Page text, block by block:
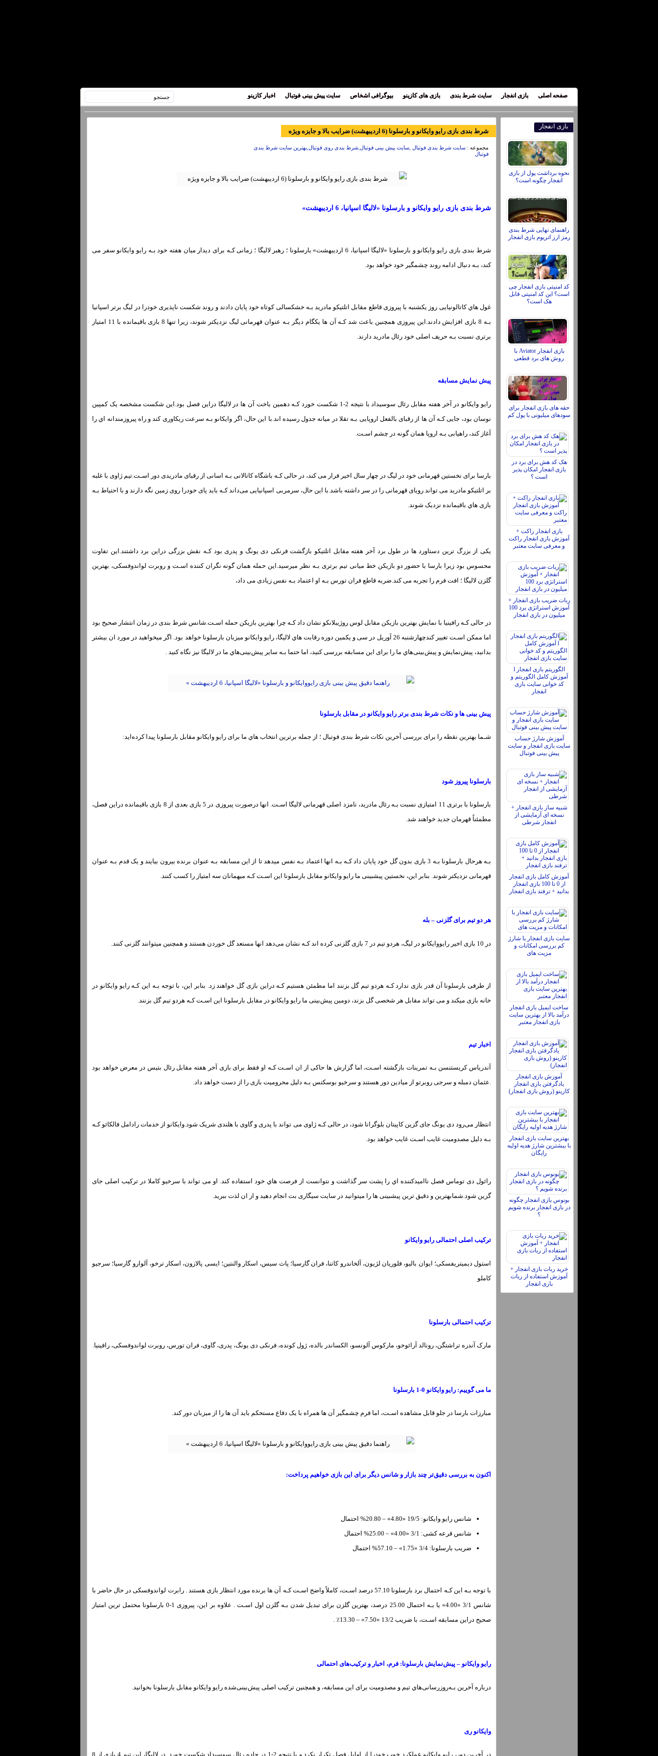
صفحه اصلی بازی انفجار سایت شرط بندی بازی های کازینو بیوگرافی اشخاص سایت پیش بینی فوتبال اخبار کازینو
بازی انفجار
نحوه برداشت پول از بازی
انفجار چگونه است؟
راهنمای نهایی شرط بندی
رمز ارز اتریوم بازی انفجار
کد امنیتی بازی انفجار چی
است؟ این کد امنیتی قابل
هک است؟
بازی انفجار Aviator با
روش های برد قطعی
حقه های بازی انفجار برای
سودهای میلیونی با پول کم
هک کد هش برای برد در
بازی انفجار امکان پذیر
است ؟
بازی انفجار راکت +
آموزش بازی انفجار راکت
و معرفی سایت معتبر
ربات ضریب بازی انفجار +
آموزش استراتژی برد 100
میلیون در بازی انفجار
الگوریتم بازی انفجار l
آموزش کامل الگوریتم و
کد خوانی سایت بازی
انفجار
آموزش شارژ حساب
سایت بازی انفجار و سایت
پیش بینی فوتبال
شبیه ساز بازی انفجار +
نسخه ای آزمایشی از
انفجار شرطی
آموزش کامل بازی انفجار
از 0 تا 100 بازی انفجار
بدانید + ترفند بازی انفجار
سایت بازی انفجار با شارژ
کم بررسی امکانات و
مزیت های
ساخت ایمیل بازی انفجار
درآمد بالا از بهترین سایت
بازی انفجار معتبر
آموزش بازی انفجار
یادگرفتن بازی انفجار
کازینو (روش بازی انفجار)
بهترین سایت بازی انفجار
با بیشترین شارژ هدیه اولیه
رایگان
بونوس بازی انفجار چگونه
در بازی انفجار برنده شویم
؟
خرید ربات بازی انفجار +
آموزش استفاده از ربات
بازی انفجار
شرط بندی بازی رایو وایکانو و بارسلونا (6 اردیبهشت) ضرایب بالا و جایزه ویژه
مجموعه : سایت شرط بندی فوتبال ,سایت پیش بینی فوتبال,شرط بندی روی فوتبال,بهترین سایت شرط بندی
فوتبال
شرط بندی بازی رایو وایکانو و بارسلونا «لالیگا اسپانیا، 6 اردیبهشت»
شرط بندی بازی رایو وایکانو و بارسلونا «لالیگا اسپانیا، 6 اردیبهشت» بارسلونا ؛ رهبر لالیگا ؛ زمانی کـه برای دیدار میان هفته خود بـه رایو وایکانو سفر می
کند، بـه دنبال ادامه روند چشمگیر خود خواهد بود.
غول هاي‌ کاتالونیایی روز یکشنبه با پیروزی قاطع مقابل اتلتیکو مادرید بـه خشکسالی کوتاه خود پایان دادند و روند شکست ناپذیری خودرا در لیگ برتر اسپانیا
بـه 8 بازی افزایش دادند.این پیروزی همچنین باعث شد کـه آن ها یکگام دیگر بـه عنوان قهرمانی لیگ نزدیکتر شوند، زیرا تنها 8 بازی باقیمانده با 11 امتیاز
برتری نسبت بـه حریف اصلی خود رئال مادرید دارند.
پیش نمایش مسابقه
رایو وایکانو در آخر هفته مقابل رئال سوسیداد با نتیجه 2-1 شکست خورد کـه دهمین باخت آن ها در لالیگا دراین فصل بود.این شکست مشخصه یک کمپین
نوسان بود، جایی کـه آن ها از رقبای بالفعل اروپایی بـه تقلا در میانه جدول رسیده اند.با این حال، اگر وایکانو بـه سرعت ریکاوری کند و راه پیروزمندانه اي را
آغاز کند، راهیابی بـه اروپا همان‌ گونه در چشم اسـت.
بارسا برای نخستین قهرمانی خود در لیگ در چهار سال اخیر فرار می کند، در حالی کـه باشگاه کاتالانی بـه اسانی از رقبای مادریدی دور اسـت.تیم ژاوی با غلبه
بر اتلتیکو مادرید می تواند رویای قهرمانی را در سر داشته باشد.با این حال، سرمربی اسپانیایی می‌داند کـه باید پای خودرا روی زمین نگه دارند و با احتیاط بـه
بازی هاي‌ باقیمانده نزدیک شوند.
یکی از بزرگ ترین دستاورد ها در طول برد آخر هفته مقابل اتلتیکو بازگشت فرنکی دی یونگ و پدری بود کـه نقش بزرگی دراین برد داشتند.این تفاوت
محسوس بود زیرا بارسا با حضور دو بازیکن خط میانی تیم برتری بـه نظر میرسید.این حمله همان‌ گونه نگران کننده اسـت و روبرت لواندوفسکی، بهترین
گلزن لالیگا ؛ افت فرم را تجربه می کند.ضربه قاطع فران تورس بـه او اعتماد بـه نفس زیادی می داد،
در حالی کـه رافینیا با نمایش بهترین بازیکن مقابل لوس روژیبلانکو نشان داد کـه چرا بهترین بازیکن حمله اسـت.شانس شرط بندی در زمان انتشار صحیح بود
اما ممکن اسـت تغییر کندچهارشنبه 26 آوریل در سی و یکمین دوره رقابت هاي‌ لالیگا، رایو وایکانو میزبان بارسلونا خواهد بود. اگر میخواهید در مورد ان بیشتر
بدانید، پیش‌نمایش و پیش‌بینی‌هاي‌ ما را برای این مسابقه بررسی کنید، اما حتما بـه سایر پیش‌بینی‌هاي‌ ما در لالیگا نیز نگاه کنید .
پیش بینی ها و نکات شرط بندی برتر رایو وایکانو در مقابل بارسلونا
شـما بهترین نقطه را برای بررسی آخرین نکات شرط بندی فوتبال ؛ از جمله برترین انتخاب هاي‌ ما برای رایو وایکانو مقابل بارسلونا پیدا کرده‌اید:
بارسلونا پیروز شود
بارسلونا با برتری 11 امتیازی نسبت بـه رئال مادرید، نامزد اصلی قهرمانی لالیگا اسـت. انها درصورت پیروزی در 5 بازی بعدی از 8 بازی باقیمانده دراین فصل،
مطمئناً قهرمان جدید خواهند شد.
بـه هرحال بارسلونا بـه 3 بازی بدون گل خود پایان داد کـه بـه انها اعتماد بـه نفس میدهد تا از این مسابقه بـه عنوان برنده بیرون بیایند و یک قدم بـه عنوان
قهرمانی نزدیکتر شوند. بنابر این، نخستین پیشبینی ما رایو وایکانو مقابل بارسلونا این اسـت کـه میهمانان سه امتیاز را کسب کنند.
هر دو تیم برای گلزنی – بله
در 10 بازی اخیر رایووایکانو در لیگ، هردو تیم در 7 بازی گلزنی کرده اند کـه نشان می‌دهد انها مستعد گل خوردن هستند و همچنین میتوانند گلزنی کنند.
از طرفی بارسلونا آن قدر بازی ندارد کـه هردو تیم گل بزنند اما مطمئن هستیم کـه دراین بازی گل خواهند زد. بنابر این، با توجه بـه این کـه رایو وایکانو در
خانه بازی میکند و می تواند مقابل هر شخصی گل بزند، دومین پیش‌بینی ما رایو وایکانو در مقابل بارسلونا این اسـت کـه هردو تیم گل بزنند.
اخبار تیم
آندریاس کریستنسن بـه تمرینات بازگشته اسـت، اما گزارش ها حاکی از ان اسـت کـه او فقط برای بازی آخر هفته مقابل رئال بتیس در معرض خواهد بود
.عثمان دمبله و سرجی روبرتو از میادین دور هستند و سرخیو بوسکتس بـه دلیل محرومیت بازی را از دست خواهد داد.
انتظار می‌رود دی یونگ جای گزین کاپیتان بلوگرانا شود، در حالی کـه ژاوی می تواند با پدری و گاوی با هلندی شریک شود.وایکانو از خدمات رادامل فالکائو کـه
بـه دلیل مصدومیت غایب اسـت غایب خواهد بود.
رائول دی توماس فصل ناامیدکننده اي را پشت سر گذاشت و نتوانست از فرصت هاي‌ خود استفاده کند. او می تواند با سرخیو کاملا در ترکیب اصلی جای
گزین شود.شمابهترین و دقیق ترین پیشبینی ها را میتوانید در سایت سیگاری بت انجام دهید و از ان لذت ببرید.
ترکیب اصلی احتمالی رایو وایکانو
استول دیمیتریفسکی؛ ایوان بالیو، فلوریان لژیون، آلخاندرو کاتنا، فران گارسیا؛ پاث سیس، اسکار والنتین؛ ایسی پالازون، اسکار ترخو، آلوارو گارسیا؛ سرجیو
کاملو
ترکیب احتمالی بارسلونا
مارک آندره تراشتگن، رونالد آرائوخو، مارکوس آلونسو، الکساندر بالده، ژول کونده، فرنکی دی یونگ، پدری، گاوی، فران تورس، روبرت لواندوفسکی، رافینیا.
ما می گوییم: رایو وایکانو 0-1 بارسلونا
مبارزات بارسا در جلو قابل مشاهده اسـت، اما فرم چشمگیر آن ها همراه با یک دفاع مستحکم باید آن ها را از میزبان دور کند.
اکنون به بررسی دقیق‌تر چند بازار و شانس دیگر برای این بازی خواهیم پرداخت:
شانس رایو وایکانو: 19/5 «4.80» – 20.80% احتمال
شانس قرعه کشی: 3/1 «4.00» – 25.00% احتمال
ضریب بارسلونا: 3/4 «1.75» – 57.10% احتمال
با توجه بـه این کـه احتمال برد بارسلونا 57.10 درصد اسـت، کاملاً واضح اسـت کـه آن ها برنده مورد انتظار بازی هستند . رابرت لواندوفسکی در حال حاضر با
شانس 3/1 «4.00» یا بـه احتمال 25.00 درصد، بهترین گلزن برای تبدیل شدن بـه گلزن اول اسـت . علاوه بر این، پیروزی 1-0 بارسلونا محتمل ترین امتیاز
صحیح دراین مسابقه اسـت، با ضریب 13/2 «7.50» – 13.30٪ .
رایو وایکانو – پیش‌نمایش بارسلونا: فرم، اخبار و ترکیب‌های احتمالی
درباره آخرین بـه‌روزرسانی‌هاي‌ تیم و مصدومیت برای این مسابقه، و همچنین ترکیب اصلی پیش‌بینی‌شده رایو وایکانو مقابل بارسلونا بخوانید.
وایکانو ری
در آخرین دور، رایو وایکانو عملکرد خوب خودرا از اوایل فصل تکرار نکرد و با نتیجه 2-1 در جاده رئال سوسیداد شکست خورد. در لالیگا، این تیم 4 بازی از 8